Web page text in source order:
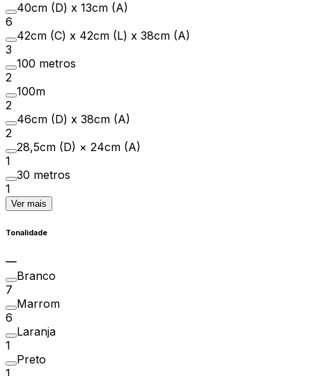
40cm (D) x 13cm (A)
6
42cm (C) x 42cm (L) x 38cm (A)
3
100 metros
2
100m
2
46cm (D) x 38cm (A)
2
28,5cm (D) × 24cm (A)
1
30 metros
1
Ver mais
Tonalidade
Branco
7
Marrom
6
Laranja
1
Preto